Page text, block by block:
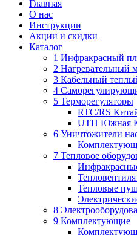
Главная
О нас
Инструкции
Акции и скидки
Каталог
1 Инфракрасный
2 Нагревательный
3 Кабельный
4
5 Терморегуляторы
RTC/RS
UTH Южная
6 Уничтожители
7 Тепловое
Тепловые
8
9 Комплектующие